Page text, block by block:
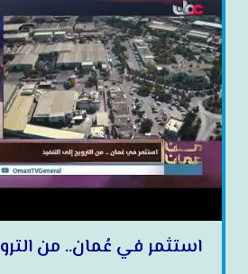
استثمر في عُمان.. من